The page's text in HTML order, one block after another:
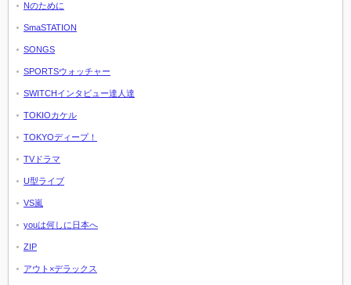
Nのために
SmaSTATION
SONGS
SPORTSウォッチャー
SWITCHインタビュー達人達
TOKIOカケル
TOKYOディープ！
TVドラマ
U型ライブ
VS嵐
youは何しに日本へ
ZIP
アウト×デラックス